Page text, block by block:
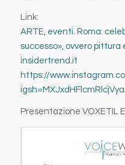
Link:
ARTE, eventi. Roma:
successo», ovvero pittura
insidertrend.it
https://
Presentazione VOXETIL